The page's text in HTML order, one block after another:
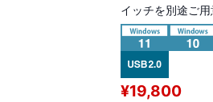
イッチを別途ご
でShuraキーボー
す！
配列の一部を換
応。 ※本製品には
¥19,800